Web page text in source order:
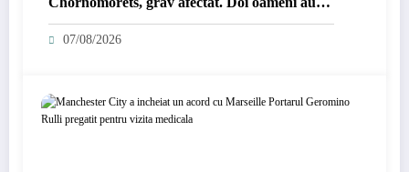
fost răniți.
07/08/2026